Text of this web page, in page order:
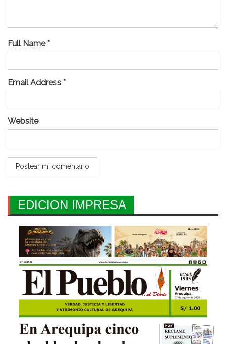
Full Name *
Email Address *
Website
EDICION IMPRESA